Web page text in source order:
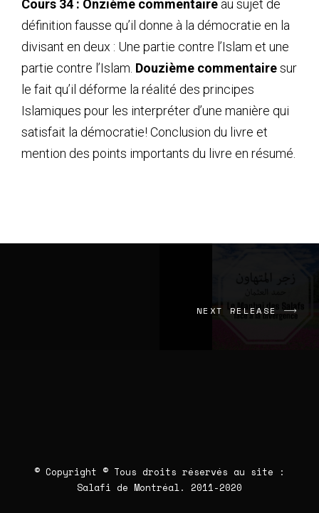
Cours 34 : Onzième commentaire au sujet de
définition fausse qu’il donne à la démocratie en la
divisant en deux : Une partie contre l’Islam et une
partie contre l’Islam. Douzième commentairesur
le fait qu’il déforme la réalité des principes
Islamiques pour les interpréter d’une manière qui
satisfait la démocratie! Conclusion du livre et
mention des points importants du livre en résumé.
NEXT RELEASE
© Copyright © Tous droits réservés au site :
Salafi de Montréal. 2011-2020